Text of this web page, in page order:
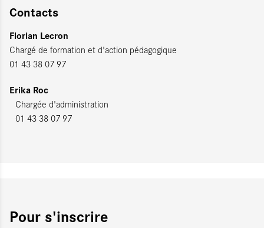
Contacts
Florian Lecron
Chargé de formation et d'action pédagogique
01 43 38 07 97
Erika Roc
Chargée d'administration
01 43 38 07 97
Pour s'inscrire